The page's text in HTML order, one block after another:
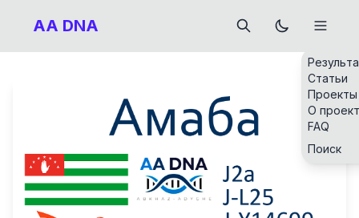
AA DNA
Статьи
Проекты
О
FAQ
Поиск